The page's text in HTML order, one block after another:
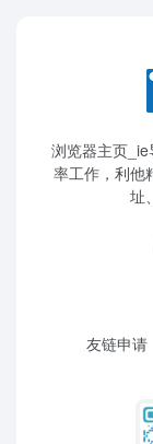
浏览器主页
率工作，利他
址
友链申请